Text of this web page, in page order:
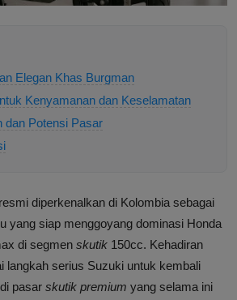
Elegan Khas Burgman
Kenyamanan dan Keselamatan
dan Potensi Pasar
resmi diperkenalkan di Kolombia sebagai
yang siap menggoyang dominasi Honda
di segmen skutik 150cc. Kehadiran
langkah serius Suzuki untuk kembali
pasar skutik premium yang selama ini